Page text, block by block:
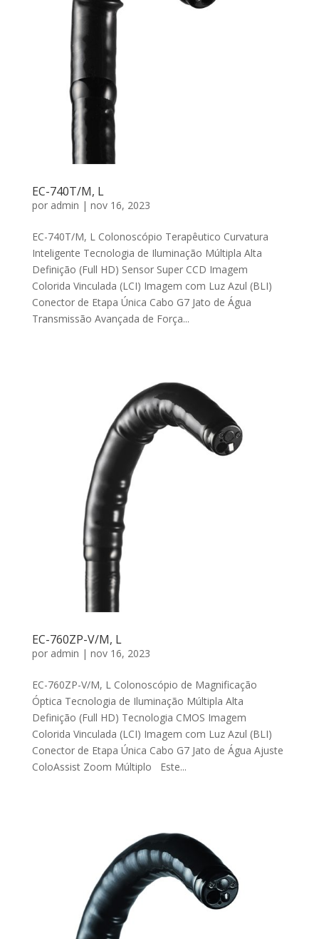
EC-740T/M, L
por admin | nov 16, 2023
EC-740T/M, L Colonoscópio Terapêutico Curvatura
Inteligente Tecnologia de Iluminação Múltipla Alta
Definição (Full HD) Sensor Super CCD Imagem
Colorida Vinculada (LCI) Imagem com Luz Azul (BLI)
Conector de Etapa Única Cabo G7 Jato de Água
Transmissão Avançada de Força...
EC-760ZP-V/M, L
por admin | nov 16, 2023
EC-760ZP-V/M, L Colonoscópio de Magnificação
Óptica Tecnologia de Iluminação Múltipla Alta
Definição (Full HD) Tecnologia CMOS Imagem
Colorida Vinculada (LCI) Imagem com Luz Azul (BLI)
Conector de Etapa Única Cabo G7 Jato de Água Ajuste
ColoAssist Zoom Múltiplo Este...